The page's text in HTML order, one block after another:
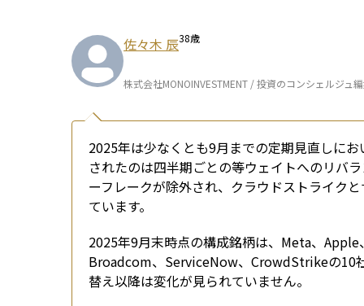
佐々木 辰38歳
株式会社MONOINVESTMENT / 投資のコンシェルジュ
2025年は少なくとも9月までの定期見直しに
されたのは四半期ごとの等ウェイトへのリバ
ーフレークが除外され、クラウドストライク
ています。
2025年9月末時点の構成銘柄は、Meta、
Broadcom、ServiceNow、CrowdStrikeの10
替え以降は変化が見られていません。